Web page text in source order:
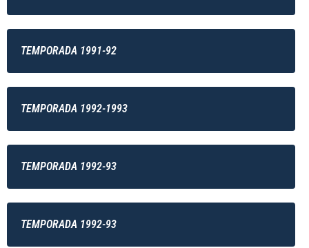
TEMPORADA 1991-92
TEMPORADA 1992-1993
TEMPORADA 1992-93
TEMPORADA 1992-93